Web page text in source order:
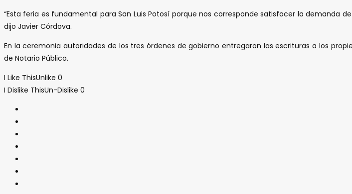
“Esta feria es fundamental para San Luis Potosí porque nos corresponde satisfacer la demanda
dijo Javier Córdova.
En la ceremonia autoridades de los tres órdenes de gobierno entregaron las escrituras a los
de Notario Público.
I Like ThisUnlike 0
I Dislike ThisUn-Dislike 0